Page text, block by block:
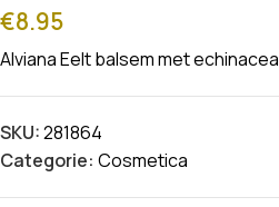
€8.95
Alviana Eelt balsem met echinacea
SKU:281864
Categorie: Cosmetica